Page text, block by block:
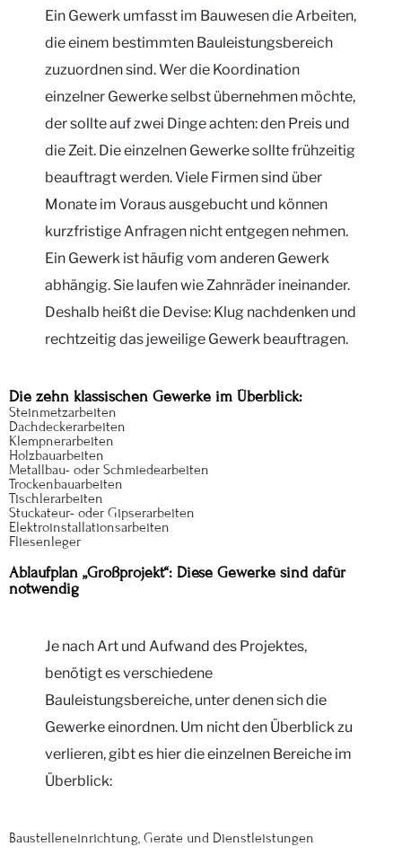
Ein Gewerk umfasst im Bauwesen die Arbeiten,
die einem bestimmten Bauleistungsbereich
zuzuordnen sind. Wer die Koordination
einzelner Gewerke selbst übernehmen möchte,
der sollte auf zwei Dinge achten: den Preis und
die Zeit. Die einzelnen Gewerke sollte frühzeitig
beauftragt werden. Viele Firmen sind über
Monate im Voraus ausgebucht und können
kurzfristige Anfragen nicht entgegen nehmen.
Ein Gewerk ist häufig vom anderen Gewerk
abhängig. Sie laufen wie Zahnräder ineinander.
Deshalb heißt die Devise: Klug nachdenken und
rechtzeitig das jeweilige Gewerk beauftragen.
Die zehn klassischen Gewerke im Überblick:
Steinmetzarbeiten
Dachdeckerarbeiten
Klempnerarbeiten
Holzbauarbeiten
Metallbau- oder Schmiedearbeiten
Trockenbauarbeiten
Tischlerarbeiten
Stuckateur- oder Gipserarbeiten
Elektroinstallationsarbeiten
Fliesenleger
Ablaufplan „Großprojekt“: Diese Gewerke sind dafür
notwendig
Je nach Art und Aufwand des Projektes,
benötigt es verschiedene
Bauleistungsbereiche, unter denen sich die
Gewerke einordnen. Um nicht den Überblick zu
verlieren, gibt es hier die einzelnen Bereiche im
Überblick:
Baustelleneinrichtung, Geräte und Dienstleistungen